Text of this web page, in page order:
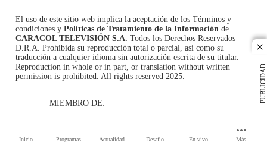
Inicio Programas Actualidad Desafío En vivo Más
PUBLICIDAD
El uso de este sitio web implica la aceptación de los Términos y
condiciones y Políticas de Tratamiento de la Información de
CARACOL TELEVISIÓN S.A. Todos los Derechos Reservados
D.R.A. Prohibida su reproducción total o parcial, así como su
traducción a cualquier idioma sin autorización escrita de su titular.
Reproduction in whole or in part, or translation without written
permission is prohibited. All rights reserved 2025.
MIEMBRO DE: